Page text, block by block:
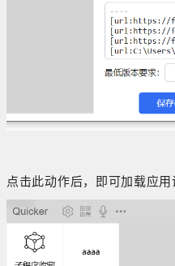
点击此动作后，即可加载应用